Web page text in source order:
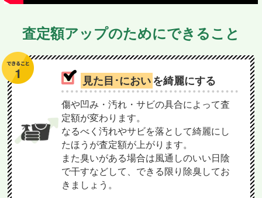
査定額アップのためにできること
見た目･におい を綺麗にする
傷や凹み・汚れ・サビの具合によって査
定額が変わります。
なるべく汚れやサビを落として綺麗にし
たほうが査定額が上がります。
また臭いがある場合は風通しのいい日陰
で干すなどして、できる限り除臭してお
きましょう。